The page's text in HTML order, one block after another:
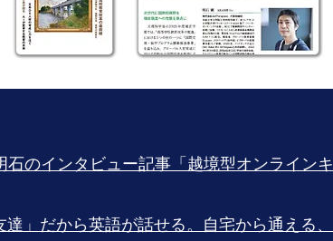
石のインタビュー記事「越境型オンラインキ
」だから英語が話せる。自宅から通える、